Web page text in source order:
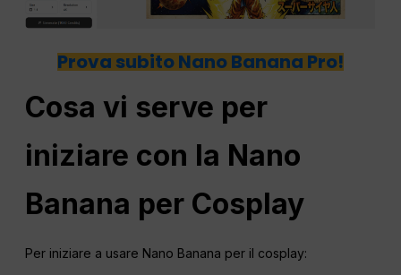
Prova subito Nano Banana Pro!
Cosa vi serve per
iniziare con la Nano
Banana per Cosplay
Per iniziare a usare Nano Banana per il cosplay: